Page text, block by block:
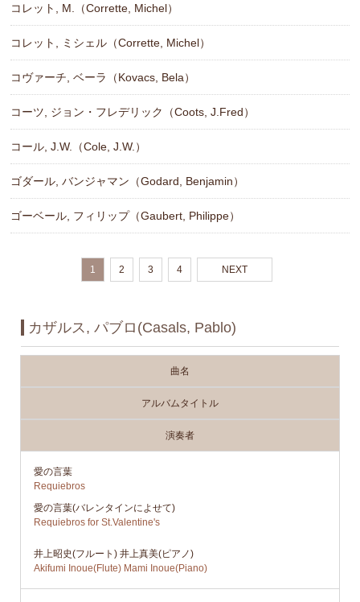
コレット, M.（Corrette, Michel）
コレット, ミシェル（Corrette, Michel）
コヴァーチ, ベーラ（Kovacs, Bela）
コーツ, ジョン・フレデリック（Coots, J.Fred）
コール, J.W.（Cole, J.W.）
ゴダール, バンジャマン（Godard, Benjamin）
ゴーベール, フィリップ（Gaubert, Philippe）
1 2 3 4 NEXT
カザルス, パブロ(Casals, Pablo)
曲名
アルバムタイトル
演奏者
愛の言葉
Requiebros
愛の言葉(バレンタインによせて)
Requiebros for St.Valentine's
井上昭史(フルート) 井上真美(ピアノ)
Akifumi Inoue(Flute) Mami Inoue(Piano)